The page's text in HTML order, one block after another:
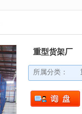
重型货架厂
所属分类：